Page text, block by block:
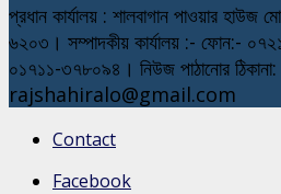
প্রধান কার্যালয় : শালবাগান পাওয়ার হাউজ
৬২০৩। সম্পাদকীয় কার্যালয় :- ফোন:-
০১৭১১-৩৭৮০৯৪। নিউজ পাঠানোর ঠিকানা:
rajshahiralo@gmail.com
Contact
Facebook